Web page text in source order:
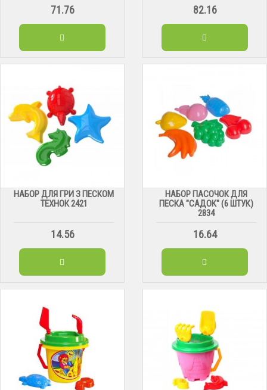
71.76 82.16
НАБОР ДЛЯ ГРИ З ПЕСКОМ
ТЕХНОК 2421
14.56
НАБОР ПАСОЧОК ДЛЯ
ПЕСКА "САДОК" (6 ШТУК)
2834
16.64